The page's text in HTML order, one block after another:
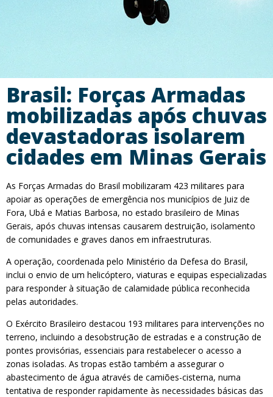
Brasil: Forças Armadas
mobilizadas após chuvas
devastadoras isolarem
cidades em Minas Gerais
As Forças Armadas do Brasil mobilizaram 423 militares para
apoiar as operações de emergência nos municípios de Juiz de
Fora, Ubá e Matias Barbosa, no estado brasileiro de Minas
Gerais, após chuvas intensas causarem destruição, isolamento
de comunidades e graves danos em infraestruturas.
A operação, coordenada pelo Ministério da Defesa do Brasil,
inclui o envio de um helicóptero, viaturas e equipas especializadas
para responder à situação de calamidade pública reconhecida
pelas autoridades.
O Exército Brasileiro destacou 193 militares para intervenções no
terreno, incluindo a desobstrução de estradas e a construção de
pontes provisórias, essenciais para restabelecer o acesso a
zonas isoladas. As tropas estão também a assegurar o
abastecimento de água através de camiões-cisterna, numa
tentativa de responder rapidamente às necessidades básicas das